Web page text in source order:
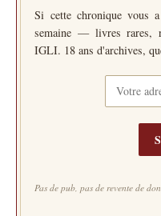
Si cette chronique vous
semaine — livres rares,
IGLI. 18 ans d'archives,
Pas de pub, pas de revente de